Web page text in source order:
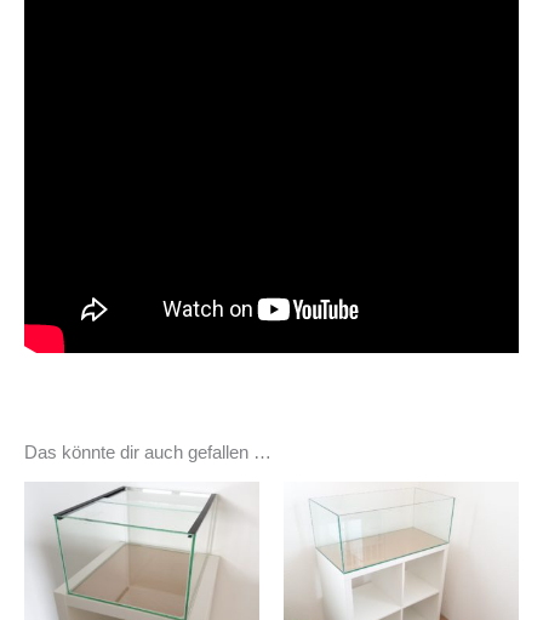
Das könnte dir auch gefallen …